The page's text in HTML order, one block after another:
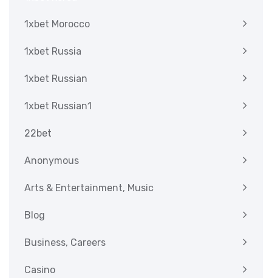
1xbet Morocco
1xbet Russia
1xbet Russian
1xbet Russian1
22bet
Anonymous
Arts & Entertainment, Music
Blog
Business, Careers
Casino